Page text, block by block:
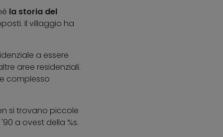
la storia del
Il villaggio ha
a essere
aree residenziali.
complesso
si trovano piccole
a ovest della %s.